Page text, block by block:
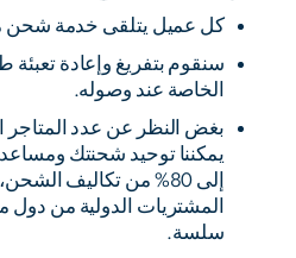
كل عميل يتلقى خدمة شحن
سنقوم بتفريغ وإعادة تعبئة
الخاصة عند وصوله.
بغض النظر عن عدد المتاجر
يمكننا توحيد شحنتك
إلى 80% من تكاليف
المشتريات الدولية من دول
سلسة.